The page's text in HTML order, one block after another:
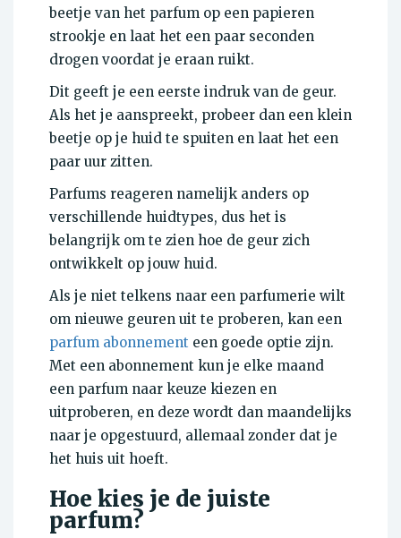
beetje van het parfum op een papieren
strookje en laat het een paar seconden
drogen voordat je eraan ruikt.
Dit geeft je een eerste indruk van de geur.
Als het je aanspreekt, probeer dan een klein
beetje op je huid te spuiten en laat het een
paar uur zitten.
Parfums reageren namelijk anders op
verschillende huidtypes, dus het is
belangrijk om te zien hoe de geur zich
ontwikkelt op jouw huid.
Als je niet telkens naar een parfumerie wilt
om nieuwe geuren uit te proberen, kan een
parfum abonnement een goede optie zijn.
Met een abonnement kun je elke maand
een parfum naar keuze kiezen en
uitproberen, en deze wordt dan maandelijks
naar je opgestuurd, allemaal zonder dat je
het huis uit hoeft.
Hoe kies je de juiste
parfum?